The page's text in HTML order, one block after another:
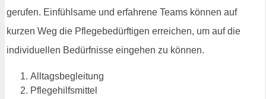
gerufen. Einfühlsame und erfahrene Teams können auf
kurzen Weg die Pflegebedürftigen erreichen, um auf die
individuellen Bedürfnisse eingehen zu können.
Alltagsbegleitung
Pflegehilfsmittel